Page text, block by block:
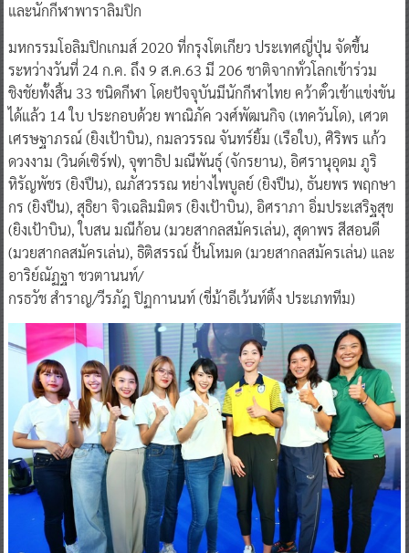
และนักกีฬาพาราลิมปิก
มหกรรมโอลิมปิกเกมส์ 2020 ที่กรุงโตเกียว ประเทศญี่ปุ่น จัดขึ้น
ระหว่างวันที่ 24 ก.ค. ถึง 9 ส.ค.63 มี 206 ชาติจากทั่วโลกเข้าร่วม
ชิงชัยทั้งสิ้น 33 ชนิดกีฬา โดยปัจจุบันมีนักกีฬาไทย คว้าตั๋วเข้าแข่งขัน
ได้แล้ว 14 ใบ ประกอบด้วย พาณิภัค วงศ์พัฒนกิจ (เทควันโด), เศวต
เศรษฐาภรณ์ (ยิงเป้าบิน), กมลวรรณ จันทร์ยิ้ม (เรือใบ), ศิริพร แก้ว
ดวงงาม (วินด์เซิร์ฟ), จุฑาธิป มณีพันธุ์ (จักรยาน), อิศรานุอุดม ภูริ
หิรัญพัชร (ยิงปืน), ณภัสวรรณ หย่างไพบูลย์ (ยิงปืน), ธันยพร พฤกษา
กร (ยิงปืน), สุธิยา จิวเฉลิมมิตร (ยิงเป้าบิน), อิศราภา อิ่มประเสริฐสุข
(ยิงเป้าบิน), ใบสน มณีก้อน (มวยสากลสมัครเล่น), สุดาพร สีสอนดี
(มวยสากลสมัครเล่น), ธิติสรรณ์ ปั้นโหมด (มวยสากลสมัครเล่น) และ
อาริย์ณัฏฐา ชวตานนท์/
กรธวัช สำราญ/วีรภัฎ ปิฏกานนท์ (ขี่ม้าอีเว้นท์ติ้ง ประเภททีม)